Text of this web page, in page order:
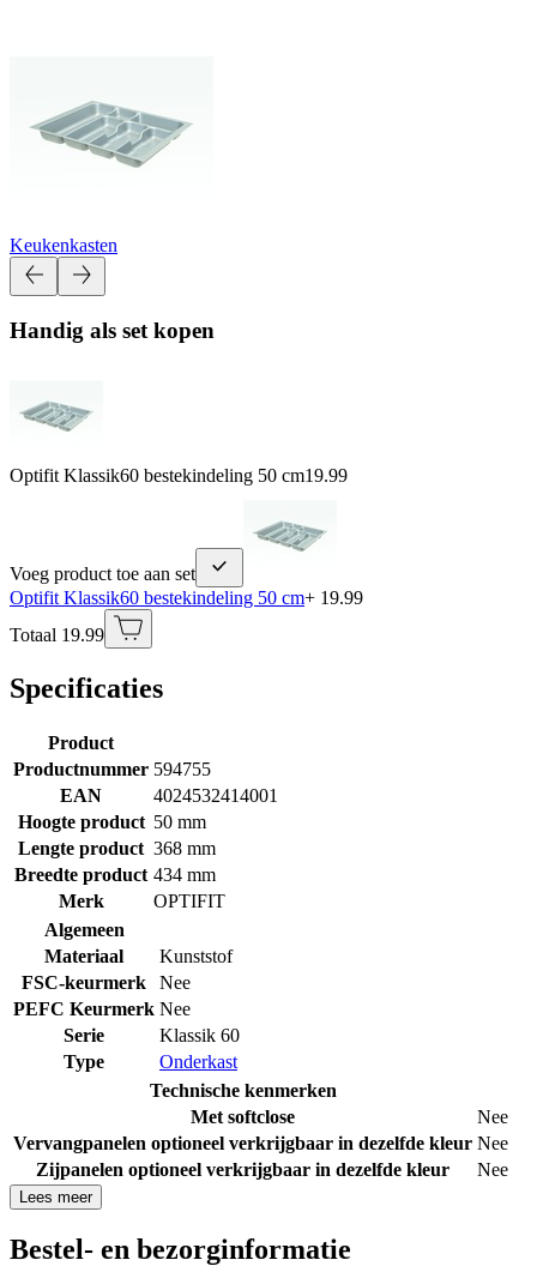
Keukenkasten
Handig als set kopen
Optifit Klassik60 bestekindeling 50 cm19.99
Voeg product toe aan set
Optifit Klassik60 bestekindeling 50 cm+ 19.99
Totaal 19.99
Specificaties
Product
Productnummer 594755
EAN
4024532414001
Hoogte product 50 mm
Lengte product 368 mm
Breedte product 434 mm
Merk
OPTIFIT
Algemeen
Materiaal
Kunststof
FSC-keurmerk
Nee
PEFC Keurmerk Nee
Serie
Klassik 60
Type
Onderkast
Technische kenmerken
Met softclose
Nee
Vervangpanelen optioneel verkrijgbaar in dezelfde kleur Nee
Zijpanelen optioneel verkrijgbaar in dezelfde kleur
Nee
Lees meer
Bestel- en bezorginformatie